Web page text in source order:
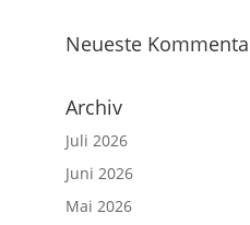
Neueste
Archiv
Juli 2026
Juni 2026
Mai 2026